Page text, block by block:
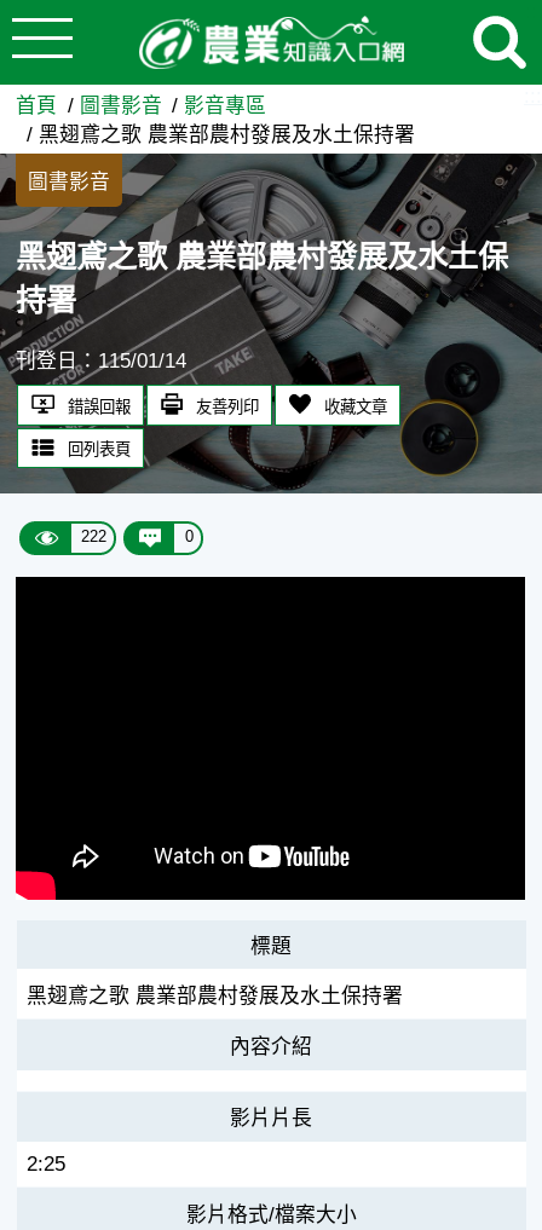
跳到主要內容
黑翅鳶之歌 農業部農村發展
首頁 圖書影音
影音專區
黑翅鳶之歌 農業部農村發展及水土保持署
圖書影音
黑翅鳶之歌 農業部農村發展及水土保
持署
刊登日：115/01/14
錯誤回報 友善列印 收藏文章
回列表頁
222 0
標題
黑翅鳶之歌 農業部農村發展及水土保持署
內容介紹
影片片長
2:25
影片格式/檔案大小